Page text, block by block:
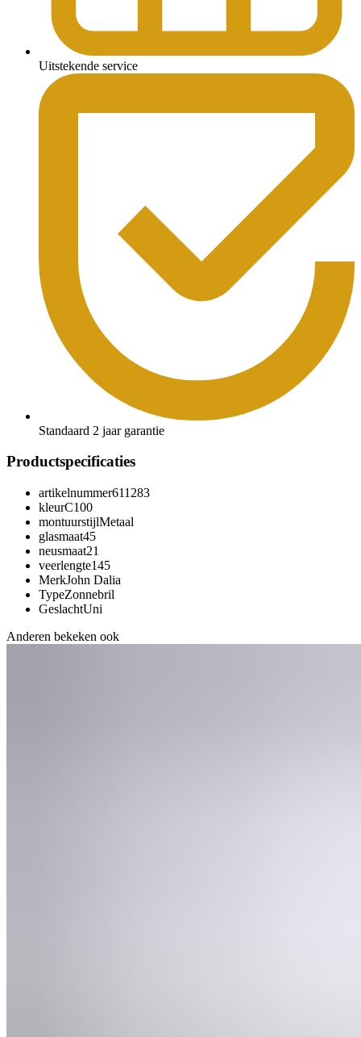
Uitstekende service
Standaard 2 jaar garantie
Productspecificaties
artikelnummer611283
kleurC100
montuurstijlMetaal
glasmaat45
neusmaat21
veerlengte145
MerkJohn Dalia
TypeZonnebril
GeslachtUni
Anderen bekeken ook